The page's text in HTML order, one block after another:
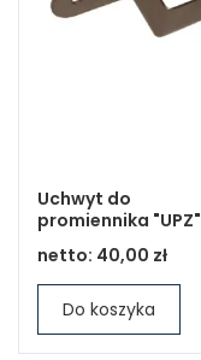
Uchwyt do
promiennika "UPZ"
netto: 40,00 zł
Do koszyka